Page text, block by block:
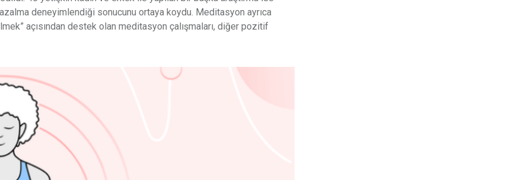
deneyimlendiği sonucunu ortaya koydu. Meditasyon ayrıca
açısından destek olan meditasyon çalışmaları, diğer pozitif